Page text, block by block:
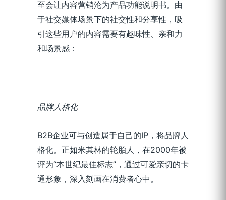
至会让内容营销沦为产品功能说明书。由
于社交媒体场景下的社交性和分享性，吸
引这些用户的内容需要有趣味性、亲和力
和场景感：
品牌人格化
B2B企业可与创造属于自己的IP，将品牌人
格化。正如米其林的轮胎人，在2000年被
评为“本世纪最佳标志”，通过可爱亲切的卡
通形象，深入刻画在消费者心中。